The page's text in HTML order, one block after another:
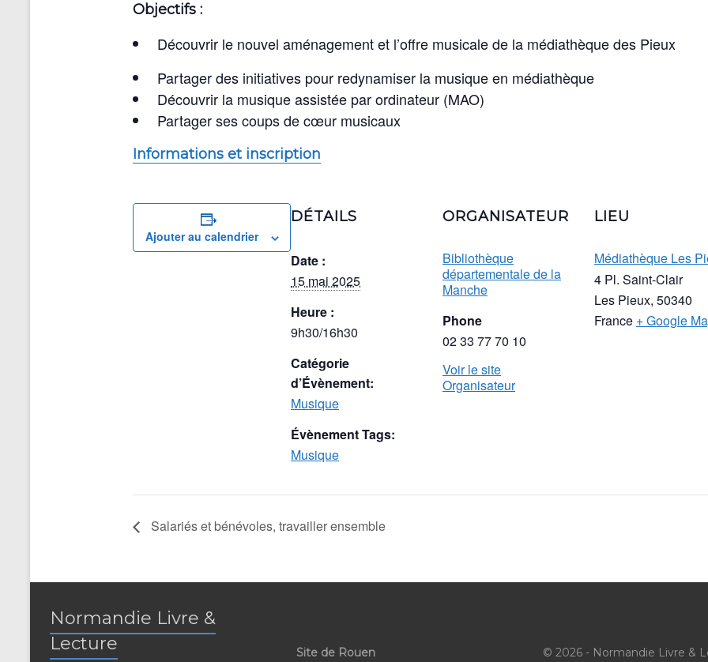
Objectifs :
Découvrir le nouvel aménagement et l’offre musicale de la médiathèque des Pieux
Partager des initiatives pour redynamiser la musique en médiathèque
Découvrir la musique assistée par ordinateur (MAO)
Partager ses coups de cœur musicaux
Informations et inscription
Ajouter au calendrier
DÉTAILS
Date :
15 mai 2025
Heure :
9h30/16h30
Catégorie
d’Évènement:
Musique
Évènement Tags:
Musique
ORGANISATEUR
Bibliothèque
départementale de la
Manche
Phone
02 33 77 70 10
Voir le site
Organisateur
LIEU
Médiathèque Les
4 Pl. Saint-Clair
Les Pieux, 50340
France + Google
Salariés et bénévoles, travailler ensemble
Normandie Livre &
Lecture
Site de Rouen
© 2026 - Normandie Livre &